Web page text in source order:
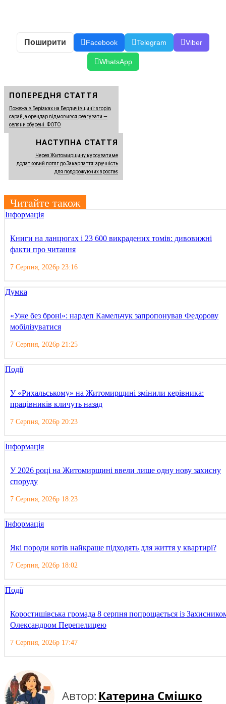
Поширити Facebook Telegram Viber
WhatsApp
ПОПЕРЕДНЯ СТАТТЯ
Пожежа в Берізках на Бердичівщині: згорів
сарай, а орендар відмовився реагувати —
селяни обурені. ФОТО
НАСТУПНА СТАТТЯ
Через Житомирщину курсуватиме
додатковий потяг до Закарпаття: зручність
для подорожуючих зростає
Читайте також
Інформація
Книги на ланцюгах і 23 600 викрадених томів: дивовижні
факти про читання
7 Серпня, 2026р 23:16
Думка
«Уже без броні»: нардеп Камельчук запропонував Федорову
мобілізуватися
7 Серпня, 2026р 21:25
Події
У «Рихальському» на Житомирщині змінили керівника:
працівників кличуть назад
7 Серпня, 2026р 20:23
Інформація
У 2026 році на Житомирщині ввели лише одну нову захисну
споруду
7 Серпня, 2026р 18:23
Інформація
Які породи котів найкраще підходять для життя у квартирі?
7 Серпня, 2026р 18:02
Події
Коростишівська громада 8 серпня попрощається із
Олександром Перепелицею
7 Серпня, 2026р 17:47
Автор: Катерина Смішко